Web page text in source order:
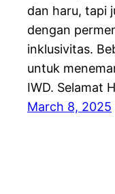
dan haru, tapi
dengan
inklusivitas.
untuk
IWD. Selamat
March 8, 2025